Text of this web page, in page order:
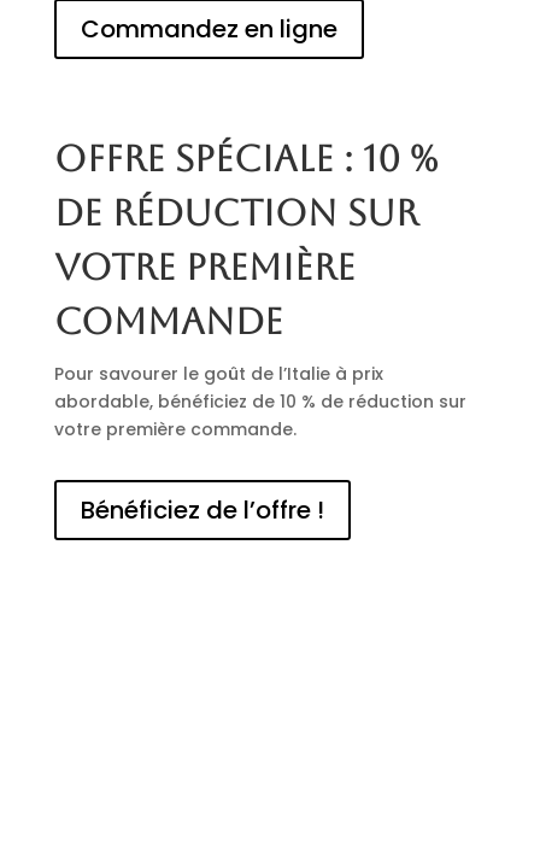
Commandez en ligne
Offre spéciale : 10 %
de réduction sur
votre première
commande
Pour savourer le goût de l’Italie à prix
abordable, bénéficiez de 10 % de réduction sur
votre première commande.
Bénéficiez de l’offre !